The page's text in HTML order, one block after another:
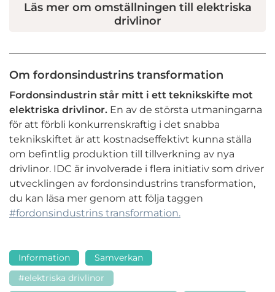
Läs mer om omställningen till elektriska
drivlinor
Om fordonsindustrins transformation
Fordonsindustrin står mitt i ett teknikskifte mot
elektriska drivlinor. En av de största utmaningarna
för att förbli konkurrenskraftig i det snabba
teknikskiftet är att kostnadseffektivt kunna ställa
om befintlig produktion till tillverkning av nya
drivlinor. IDC är involverade i flera initiativ som driver
utvecklingen av fordonsindustrins transformation,
du kan läsa mer genom att följa taggen
#fordonsindustrins transformation.
Information
Samverkan
#elektriska drivlinor